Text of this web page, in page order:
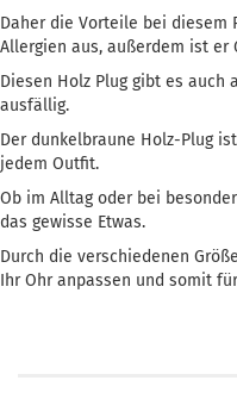
Daher die Vorteile bei diesem
Allergien aus, außerdem ist er
Diesen Holz Plug gibt es auch
ausfällig.
Der dunkelbraune Holz-Plug
jedem Outfit.
Ob im Alltag oder bei
das gewisse Etwas.
Durch die verschiedenen
Ihr Ohr anpassen und somit